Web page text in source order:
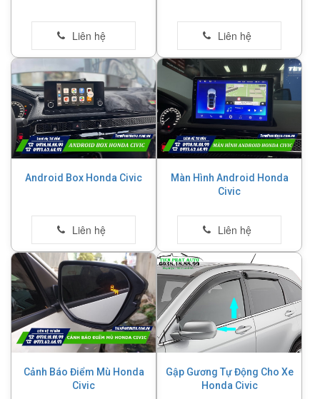
Android Box Honda Civic
Màn Hình Android Honda
Civic
Cảnh Báo Điểm Mù Honda
Civic
Gập Gương Tự Động Cho Xe
Honda Civic